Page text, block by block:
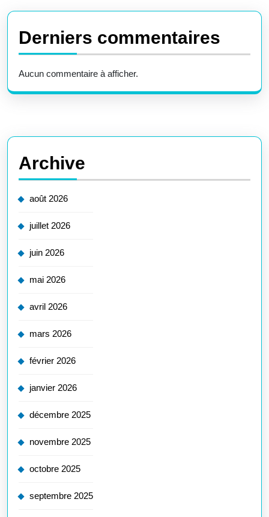
Derniers commentaires
Aucun commentaire à afficher.
Archive
août 2026
juillet 2026
juin 2026
mai 2026
avril 2026
mars 2026
février 2026
janvier 2026
décembre 2025
novembre 2025
octobre 2025
septembre 2025